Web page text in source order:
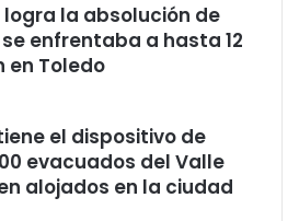
logra la absolución de
enfrentaba a hasta 12
en Toledo
el dispositivo de
evacuados del Valle
alojados en la ciudad